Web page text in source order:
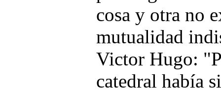
cosa y otra no
mutualidad
Victor Hugo:
catedral había